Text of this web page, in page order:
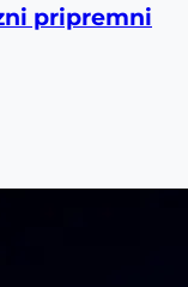
pripremni